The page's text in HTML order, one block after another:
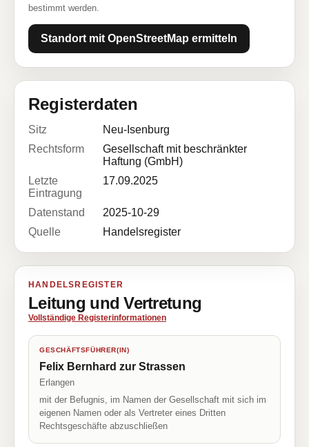
bestimmt werden.
Standort mit OpenStreetMap ermitteln
Registerdaten
Sitz
Neu-Isenburg
Rechtsform
Gesellschaft mit beschränkter
Haftung (GmbH)
Letzte
Eintragung
17.09.2025
Datenstand
2025-10-29
Quelle
Handelsregister
HANDELSREGISTER
Leitung und Vertretung
Vollständige Registerinformationen
GESCHÄFTSFÜHRER(IN)
Felix Bernhard zur Strassen
Erlangen
mit der Befugnis, im Namen der Gesellschaft mit sich im
eigenen Namen oder als Vertreter eines Dritten
Rechtsgeschäfte abzuschließen